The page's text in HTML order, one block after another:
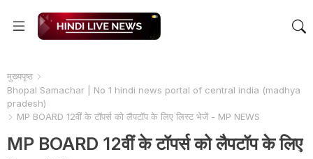
मुख्यपृष्ठ
Bhopal Samachar | No 1 hindi news portal of central india (madhya
pradesh)
MP BOARD 12वीं के टॉपर्स को लैपटॉप के लिए लिस्ट भेजें - MP NEWS
MP BOARD 12वीं के टॉपर्स को लैपटॉप के लिए